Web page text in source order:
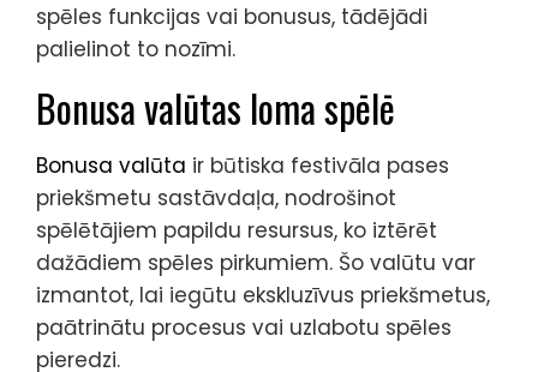
spēles funkcijas vai bonusus, tādējādi
palielinot to nozīmi.
Bonusa valūtas loma spēlē
Bonusa valūta ir būtiska festivāla pases
priekšmetu sastāvdaļa, nodrošinot
spēlētājiem papildu resursus, ko iztērēt
dažādiem spēles pirkumiem. Šo valūtu var
izmantot, lai iegūtu ekskluzīvus priekšmetus,
paātrinātu procesus vai uzlabotu spēles
pieredzi.